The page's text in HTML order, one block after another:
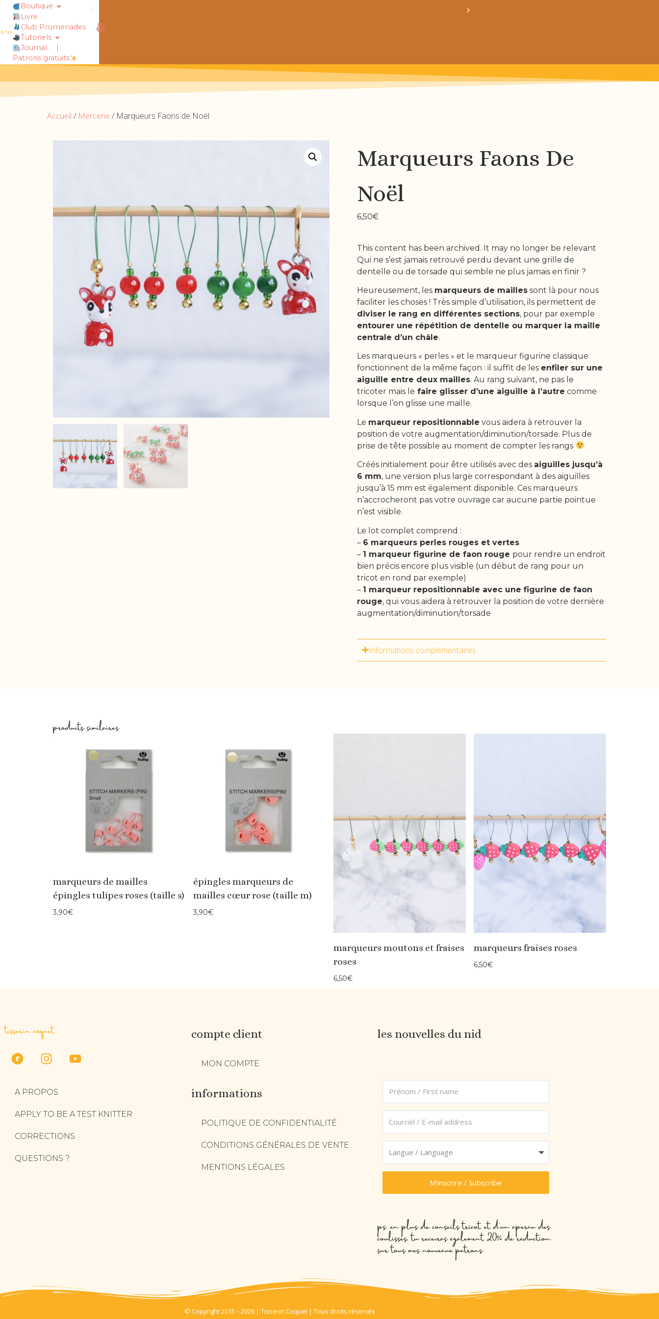
obtiens 20% de réduction sur ton prochain achat de patrons
Boutique
Livre
Club Promenades
Tutoriels
Journal
|
Patrons gratuits
Accueil / Mercerie / Marqueurs Faons de Noël
Marqueurs Faons De
Noël
6,50€
This content has been archived. It may no longer be relevant
Qui ne s’est jamais retrouvé perdu devant une grille de
dentelle ou de torsade qui semble ne plus jamais en finir ?
Heureusement, les marqueurs de mailles sont là pour nous
faciliter les choses ! Très simple d’utilisation, ils permettent de
diviser le rang en différentes sections, pour par exemple
entourer une répétition de dentelle ou marquer la maille
centrale d’un châle.
Les marqueurs « perles » et le marqueur figurine classique
fonctionnent de la même façon : il suffit de les enfiler sur une
aiguille entre deux mailles. Au rang suivant, ne pas le
tricoter mais le faire glisser d’une aiguille à l’autre comme
lorsque l’on glisse une maille.
Le marqueur repositionnable vous aidera à retrouver la
position de votre augmentation/diminution/torsade. Plus de
prise de tête possible au moment de compter les rangs
Créés initialement pour être utilisés avec des aiguilles jusqu’à
6 mm, une version plus large correspondant à des aiguilles
jusqu’à 15 mm est également disponible. Ces marqueurs
n’accrocheront pas votre ouvrage car aucune partie pointue
n’est visible.
Le lot complet comprend :
– 6 marqueurs perles rouges et vertes
– 1 marqueur figurine de faon rouge pour rendre un endroit
bien précis encore plus visible (un début de rang pour un
tricot en rond par exemple)
– 1 marqueur repositionnable avec une figurine de faon
rouge, qui vous aidera à retrouver la position de votre dernière
augmentation/diminution/torsade
Informations complémentaires
produits similaires
marqueurs de mailles
épingles tulipes roses (taille s)
3,90€
épingles marqueurs de
mailles cœur rose (taille m)
3,90€
marqueurs moutons et fraises
roses
6,50€
marqueurs fraises roses
6,50€
tisserin coquet
A PROPOS
APPLY TO BE A TEST KNITTER
CORRECTIONS
QUESTIONS ?
compte client
MON COMPTE
informations
POLITIQUE DE CONFIDENTIALITÉ
CONDITIONS GÉNÉRALES DE VENTE
MENTIONS LÉGALES
les nouvelles du nid
M'inscrire / Subscribe
ps: en plus de conseils tricot et d’un aperçu des
coulisses, tu recevras également 20% de réduction
sur tous mes nouveaux patrons
© Copyright 2015 – 2026 | Tisserin Coquet | Tous droits réservés